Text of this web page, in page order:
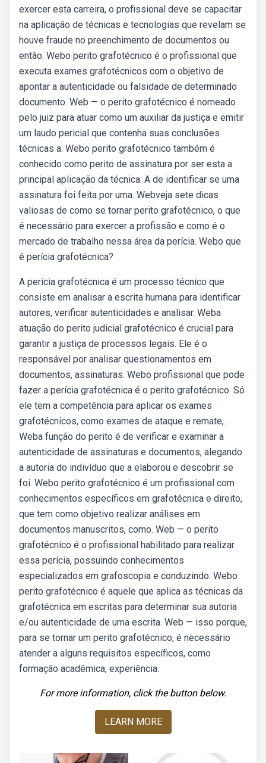
exercer esta carreira, o profissional deve se capacitar
na aplicação de técnicas e tecnologias que revelam se
houve fraude no preenchimento de documentos ou
então. Webo perito grafotécnico é o profissional que
executa exames grafotécnicos com o objetivo de
apontar a autenticidade ou falsidade de determinado
documento. Web — o perito grafotécnico é nomeado
pelo juiz para atuar como um auxiliar da justiça e emitir
um laudo pericial que contenha suas conclusões
técnicas a. Webo perito grafotécnico também é
conhecido como perito de assinatura por ser esta a
principal aplicação da técnica: A de identificar se uma
assinatura foi feita por uma. Webveja sete dicas
valiosas de como se tornar perito grafotécnico, o que
é necessário para exercer a profissão e como é o
mercado de trabalho nessa área da perícia. Webo que
é perícia grafotécnica?
A perícia grafotécnica é um processo técnico que
consiste em analisar a escrita humana para identificar
autores, verificar autenticidades e analisar. Weba
atuação do perito judicial grafotécnico é crucial para
garantir a justiça de processos legais. Ele é o
responsável por analisar questionamentos em
documentos, assinaturas. Webo profissional que pode
fazer a perícia grafotécnica é o perito grafotécnico. Só
ele tem a competência para aplicar os exames
grafotécnicos, como exames de ataque e remate,.
Weba função do perito é de verificar e examinar a
autenticidade de assinaturas e documentos, alegando
a autoria do indivíduo que a elaborou e descobrir se
foi. Webo perito grafotécnico é um profissional com
conhecimentos específicos em grafotécnica e direito,
que tem como objetivo realizar análises em
documentos manuscritos, como. Web — o perito
grafotécnico é o profissional habilitado para realizar
essa perícia, possuindo conhecimentos
especializados em grafoscopia e conduzindo. Webo
perito grafotécnico é aquele que aplica as técnicas da
grafotécnica em escritas para determinar sua autoria
e/ou autenticidade de uma escrita. Web — isso porque,
para se tornar um perito grafotécnico, é necessário
atender a alguns requisitos específicos, como
formação acadêmica, experiência.
For more information, click the button below.
LEARN MORE